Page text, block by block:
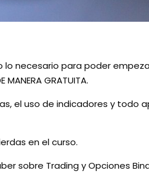
necesario para poder
GRATUITA.
el uso de indicadores y todo
en el curso.
sobre Trading y Opciones